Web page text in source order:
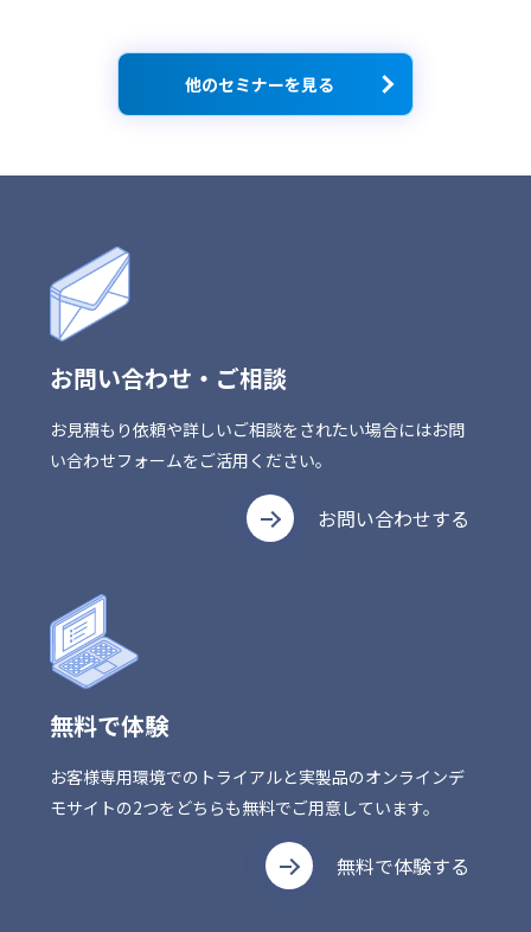
他のセミナーを見る
お問い合わせ・ご相談
お見積もり依頼や詳しいご相談をされたい場合にはお問
い合わせフォームをご活用ください。
お問い合わせする
無料で体験
お客様専用環境でのトライアルと実製品のオンラインデ
モサイトの2つをどちらも無料でご用意しています。
無料で体験する